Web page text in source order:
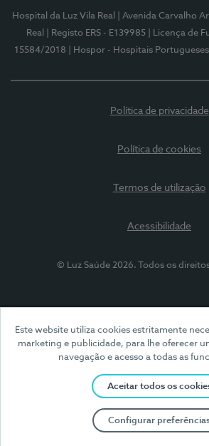
Este website utiliza cookies estritamente
marketing e publicidade, para lhe oferecer
navegação e acesso a todas as
Aceitar todos os
Configurar
Hospital da Luz Vila Real
| Avenida Carvalho
Real
| Registo ERS - E139985
| Licença de
15584/2018
| Hospor - Hospitais
Política de privacidade
Política de cookies
Termos de utilização
Acessibilidade
© Luz Saúde 2026. Todos os